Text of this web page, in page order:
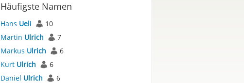
Häufigste Namen
Hans Ueli
10
Martin Ulrich
7
Markus Ulrich
6
Kurt Ulrich
6
Daniel Ulrich
6